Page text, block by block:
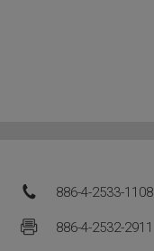
886-4-2533-1108
886-4-2532-2911